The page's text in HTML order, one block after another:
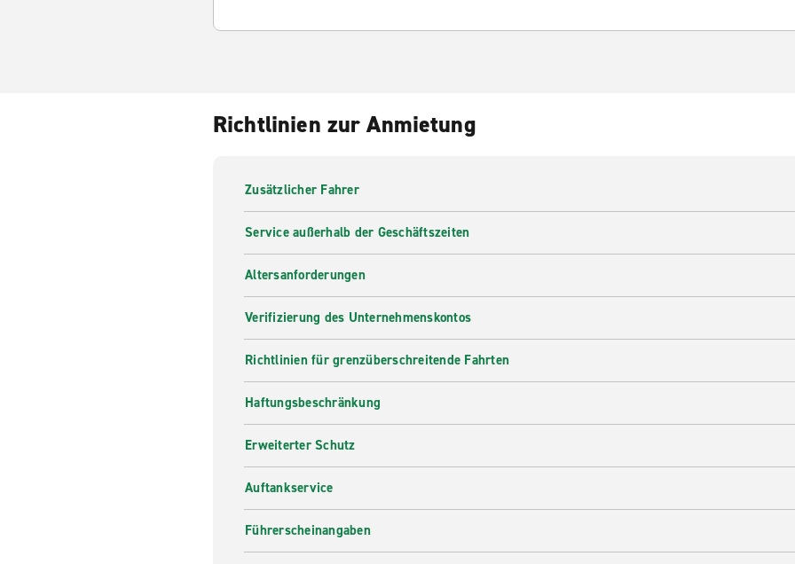
Richtlinien zur Anmietung
Zusätzlicher Fahrer
Service außerhalb der Geschäftszeiten
Altersanforderungen
Verifizierung des Unternehmenskontos
Richtlinien für grenzüberschreitende Fahrten
Haftungsbeschränkung
Erweiterter Schutz
Auftankservice
Führerscheinangaben